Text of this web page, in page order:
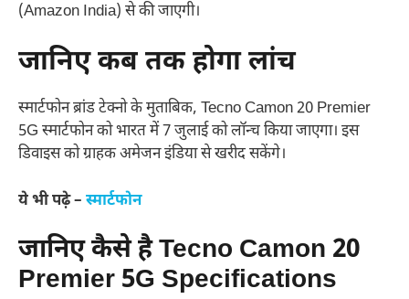
(Amazon India) से की जाएगी।
जानिए कब तक होगा लांच
स्मार्टफोन ब्रांड टेक्नो के मुताबिक, Tecno Camon 20 Premier
5G स्मार्टफोन को भारत में 7 जुलाई को लॉन्च किया जाएगा। इस
डिवाइस को ग्राहक अमेजन इंडिया से खरीद सकेंगे।
ये भी पढ़े – स्मार्टफोन
जानिए कैसे है Tecno Camon 20
Premier 5G Specifications